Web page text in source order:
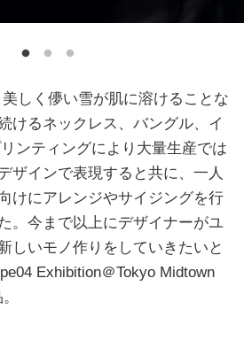
しく儚い雪が肌に溶けることな
けるネックレス、バングル、イ
ンティングにより大量生産では
ザインで表現すると共に、一人
けにアレンジやサイジングを行
。今まで以上にデザイナーがユ
しいモノ作りをしていきたいと
Exhibition＠Tokyo Midtown